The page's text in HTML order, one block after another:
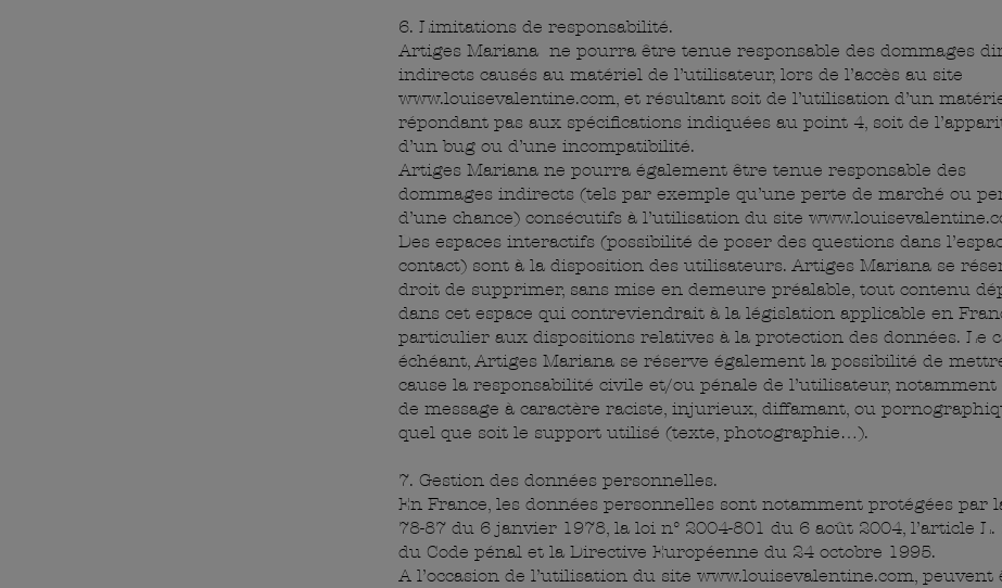
6. Limitations de responsabilité.
Artiges Mariana ne pourra être tenue responsable des dommages
indirects causés au matériel de l’utilisateur, lors de l’accès au site
www.louisevalentine.com, et résultant soit de l’utilisation d’un
répondant pas aux spécifications indiquées au point 4, soit de
d’un bug ou d’une incompatibilité.
Artiges Mariana ne pourra également être tenue responsable des
dommages indirects (tels par exemple qu’une perte de marché ou
d’une chance) consécutifs à l’utilisation du site
Des espaces interactifs (possibilité de poser des questions dans
contact) sont à la disposition des utilisateurs. Artiges Mariana se
droit de supprimer, sans mise en demeure préalable, tout contenu
dans cet espace qui contreviendrait à la législation applicable en
particulier aux dispositions relatives à la protection des données. Le
échéant, Artiges Mariana se réserve également la possibilité de
cause la responsabilité civile et/ou pénale de l’utilisateur, notamment
de message à caractère raciste, injurieux, diffamant, ou
quel que soit le support utilisé (texte, photographie…).
7. Gestion des données personnelles.
En France, les données personnelles sont notamment protégées par
78-87 du 6 janvier 1978, la loi n° 2004-801 du 6 août 2004, l’article L.
du Code pénal et la Directive Européenne du 24 octobre 1995.
A l’occasion de l’utilisation du site www.louisevalentine.com, peuvent